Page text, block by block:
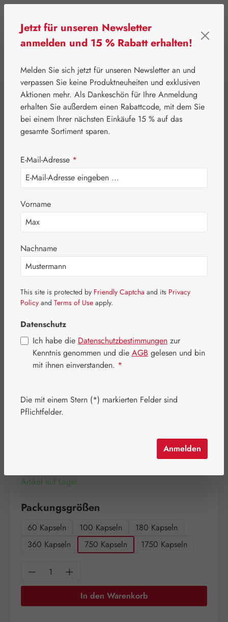
⌂ Gall Pharma Aminosäuren
L-Ornithin / L-
Phenylalanin 3:2
GPH Kapseln
Bildergalerie überspringen
(897,17 € / 1 Kilogramm)
Artikel auf Lager.
Packungsgrößen
60 Kapseln 100 Kapseln
180 Kapseln
360 Kapseln
750 Kapseln 1750 Kapseln
Produkt Anzahl: Gib den gewünschten
In den Warenkorb
Jetzt für unseren Newsletter
anmelden und 15 % Rabatt erhalten!
Melden Sie sich jetzt für unseren Newsletter an und
verpassen Sie keine Produktneuheiten und exklusiven
Aktionen mehr. Als Dankeschön für Ihre Anmeldung
erhalten Sie außerdem einen Rabattcode, mit dem Sie
bei einem Ihrer nächsten Einkäufe 15 % auf das
gesamte Sortiment sparen.
E-Mail-Adresse *
Vorname
Nachname
This site is protected by Friendly Captcha and its Privacy
Policy and Terms of Use apply.
Datenschutz
Ich habe die Datenschutzbestimmungen zur
Kenntnis genommen und die AGB gelesen und bin
mit ihnen einverstanden. *
Die mit einem Stern (*) markierten Felder sind
Pflichtfelder.
Anmelden